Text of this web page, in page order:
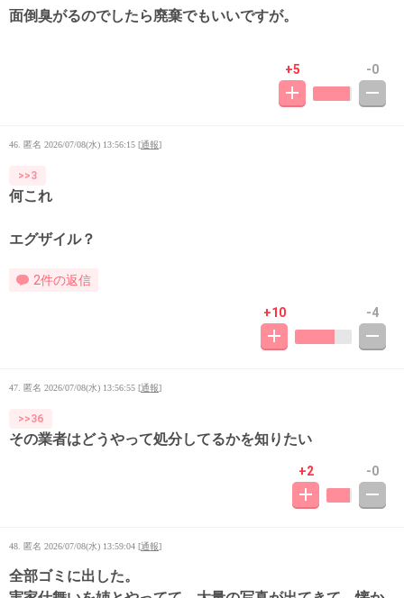
面倒臭がるのでしたら廃棄でもいいですが。
+5 -0
46. 匿名 2026/07/08(水) 13:56:15 [通報]
>>3
何これ
エグザイル？
2件の返信
+10 -4
47. 匿名 2026/07/08(水) 13:56:55 [通報]
>>36
その業者はどうやって処分してるかを知りたい
+2 -0
48. 匿名 2026/07/08(水) 13:59:04 [通報]
全部ゴミに出した。